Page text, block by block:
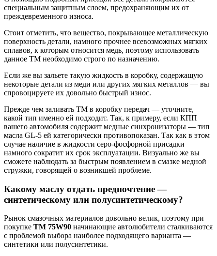
специальным защитным слоем, предохраняющим их от
преждевременного износа.
Стоит отметить, что вещество, покрывающее металлическую
поверхность детали, намного прочнее всевозможных мягких
сплавов, к которым относится медь, поэтому использовать
данное ТМ необходимо строго по назначению.
Если же вы зальете такую жидкость в коробку, содержащую
некоторые детали из меди или других мягких металлов — вы
спровоцируете их довольно быстрый износ.
Прежде чем заливать ТМ в коробку передач — уточните,
какой тип именно ей подходит. Так, к примеру, если КПП
вашего автомобиля содержит медные синхронизаторы — тип
масла GL-5 ей категорически противопоказан. Так как в этом
случае наличие в жидкости серо-фосфорной присадки
намного сократит их срок эксплуатации. Визуально же вы
сможете наблюдать за быстрым появлением в смазке медной
стружки, говорящей о возникшей проблеме.
Какому маслу отдать предпочтение —
синтетическому или полусинтетическому?
Рынок смазочных материалов довольно велик, поэтому при
покупке ТМ 75W90 начинающие автолюбители сталкиваются
с проблемой выбора наиболее подходящего варианта —
синтетики или полусинтетики.